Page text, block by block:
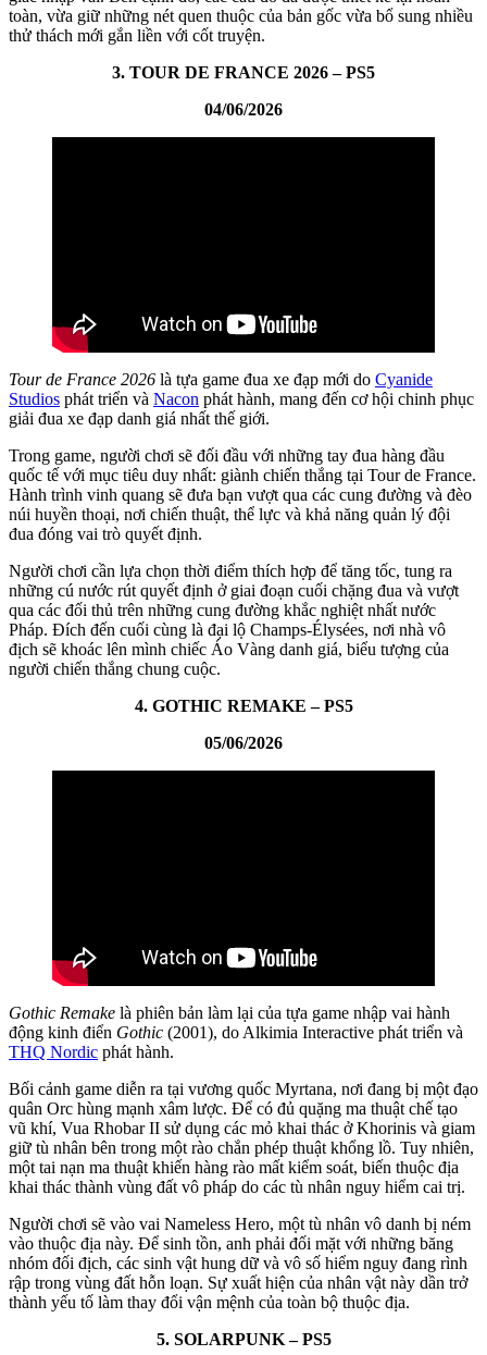
toàn, vừa giữ những nét quen thuộc của bản gốc vừa bổ sung nhiều
thử thách mới gắn liền với cốt truyện.
3. TOUR DE FRANCE 2026 – PS5
04/06/2026
Tour de France 2026 là tựa game đua xe đạp mới do Cyanide
Studios phát triển và Nacon phát hành, mang đến cơ hội chinh phục
giải đua xe đạp danh giá nhất thế giới.
Trong game, người chơi sẽ đối đầu với những tay đua hàng đầu
quốc tế với mục tiêu duy nhất: giành chiến thắng tại Tour de France.
Hành trình vinh quang sẽ đưa bạn vượt qua các cung đường và đèo
núi huyền thoại, nơi chiến thuật, thể lực và khả năng quản lý đội
đua đóng vai trò quyết định.
Người chơi cần lựa chọn thời điểm thích hợp để tăng tốc, tung ra
những cú nước rút quyết định ở giai đoạn cuối chặng đua và vượt
qua các đối thủ trên những cung đường khắc nghiệt nhất nước
Pháp. Đích đến cuối cùng là đại lộ Champs-Élysées, nơi nhà vô
địch sẽ khoác lên mình chiếc Áo Vàng danh giá, biểu tượng của
người chiến thắng chung cuộc.
4. GOTHIC REMAKE – PS5
05/06/2026
Gothic Remake là phiên bản làm lại của tựa game nhập vai hành
động kinh điển Gothic (2001), do Alkimia Interactive phát triển và
THQ Nordic phát hành.
Bối cảnh game diễn ra tại vương quốc Myrtana, nơi đang bị một đạo
quân Orc hùng mạnh xâm lược. Để có đủ quặng ma thuật chế tạo
vũ khí, Vua Rhobar II sử dụng các mỏ khai thác ở Khorinis và giam
giữ tù nhân bên trong một rào chắn phép thuật khổng lồ. Tuy nhiên,
một tai nạn ma thuật khiến hàng rào mất kiểm soát, biến thuộc địa
khai thác thành vùng đất vô pháp do các tù nhân nguy hiểm cai trị.
Người chơi sẽ vào vai Nameless Hero, một tù nhân vô danh bị ném
vào thuộc địa này. Để sinh tồn, anh phải đối mặt với những băng
nhóm đối địch, các sinh vật hung dữ và vô số hiểm nguy đang rình
rập trong vùng đất hỗn loạn. Sự xuất hiện của nhân vật này dần trở
thành yếu tố làm thay đổi vận mệnh của toàn bộ thuộc địa.
5. SOLARPUNK – PS5